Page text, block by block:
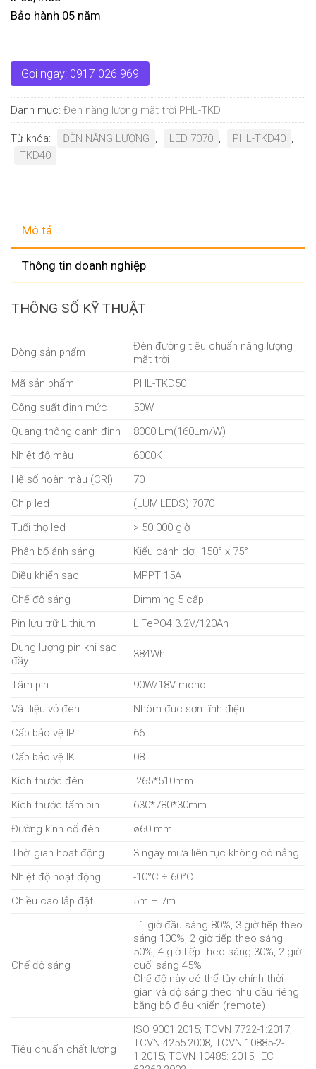
Bảo hành 05 năm
Gọi ngay: 0917 026 969
Danh mục: Đèn năng lượng mặt trời PHL-TKD
Từ khóa: ĐÈN NĂNG LƯỢNG , LED 7070 , PHL-TKD40 ,
TKD40
Mô tả
Thông tin doanh nghiệp
THÔNG SỐ KỸ THUẬT
Dòng sản phẩm
Đèn đường tiêu chuẩn năng lượng
mặt trời
Mã sản phẩm
PHL-TKD50
Công suất định mức
50W
Quang thông danh định
8000 Lm(160Lm/W)
Nhiệt độ màu
6000K
Hệ số hoàn màu (CRI)
70
Chip led
(LUMILEDS) 7070
Tuổi thọ led
> 50.000 giờ
Phân bố ánh sáng
Kiểu cánh dơi, 150° x 75°
Điều khiển sạc
MPPT 15A
Chế độ sáng
Dimming 5 cấp
Pin lưu trữ Lithium
LiFePO4 3.2V/120Ah
Dung lượng pin khi sạc
đầy
384Wh
Tấm pin
90W/18V mono
Vật liệu vỏ đèn
Nhôm đúc sơn tĩnh điện
Cấp bảo vệ IP
66
Cấp bảo vệ IK
08
Kích thước đèn
265*510mm
Kích thước tấm pin
630*780*30mm
Đường kính cổ đèn
ø60 mm
Thời gian hoạt động
3 ngày mưa liên tục không có nắng
Nhiệt độ hoạt động
-10°C ÷ 60°C
Chiều cao lắp đặt
5m – 7m
Chế độ sáng
1 giờ đầu sáng 80%, 3 giờ tiếp theo
sáng 100%, 2 giờ tiếp theo sáng
50%, 4 giờ tiếp theo sáng 30%, 2 giờ
cuối sáng 45%
Chế độ này có thể tùy chỉnh thời
gian và độ sáng theo nhu cầu riêng
bằng bộ điều khiển (remote)
Tiêu chuẩn chất lượng
ISO 9001:2015; TCVN 7722-1:2017;
TCVN 4255:2008; TCVN 10885-2-
1:2015; TCVN 10485: 2015; IEC